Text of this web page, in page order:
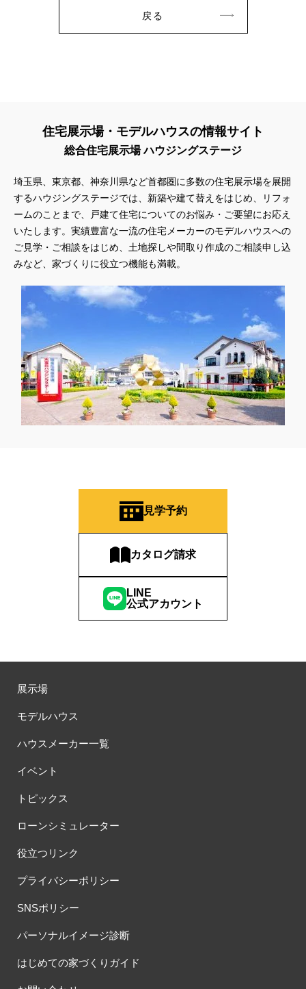
戻る
住宅展示場・モデルハウスの情報サイト
総合住宅展示場 ハウジングステージ
埼玉県、東京都、神奈川県など首都圏に多数の住宅展示場を展開
するハウジングステージでは、新築や建て替えをはじめ、リフォ
ームのことまで、戸建て住宅についてのお悩み・ご要望にお応え
いたします。実績豊富な一流の住宅メーカーのモデルハウスへの
ご見学・ご相談をはじめ、土地探しや間取り作成のご相談申し込
みなど、家づくりに役立つ機能も満載。
見学予約
カタログ請求
LINE
公式アカウント
展示場
モデルハウス
ハウスメーカー一覧
イベント
トピックス
ローンシミュレーター
役立つリンク
プライバシーポリシー
SNSポリシー
パーソナルイメージ診断
はじめての家づくりガイド